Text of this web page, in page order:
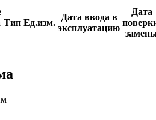
Тип Ед.изм.
Дата ввода в
эксплуатацию
Дата